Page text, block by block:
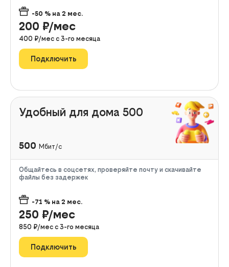
-50 % на 2 мес.
200 ₽/мес
400 ₽/мес с 3-го месяца
Подключить
Удобный для дома 500
500 Мбит/с
Общайтесь в соцсетях, проверяйте почту и скачивайте
файлы без задержек
-71 % на 2 мес.
250 ₽/мес
850 ₽/мес с 3-го месяца
Подключить